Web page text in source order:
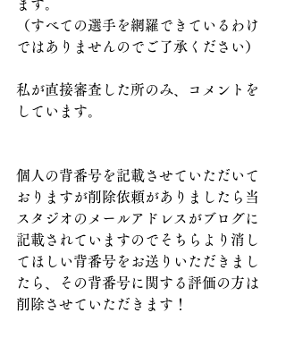
ます。
（すべての選手を網羅できているわけ
ではありませんのでご了承ください）
私が直接審査した所のみ、コメントを
しています。
個人の背番号を記載させていただいて
おりますが削除依頼がありましたら当
スタジオのメールアドレスがブログに
記載されていますのでそちらより消し
てほしい背番号をお送りいただきまし
たら、その背番号に関する評価の方は
削除させていただきます！